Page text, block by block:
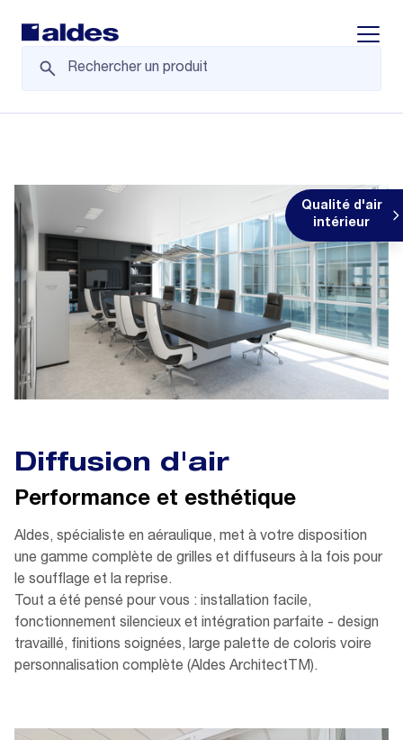
Qualité d'air
intérieur
Diffusion d'air
Performance et esthétique
Aldes, spécialiste en aéraulique, met à votre disposition
une gamme complète de grilles et diffuseurs à la fois pour
le soufflage et la reprise.
Tout a été pensé pour vous : installation facile,
fonctionnement silencieux et intégration parfaite - design
travaillé, finitions soignées, large palette de coloris voire
personnalisation complète (Aldes ArchitectTM).